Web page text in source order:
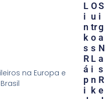
na Europa e
O
U
Tr
O
S
L
I
N
K
L
I
N
K
S
R
Á
P
I
S
I
G
A
N
A
S
R
E